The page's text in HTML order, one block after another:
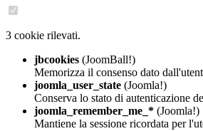
3 cookie rilevati.
jbcookies (JoomBall!)
Memorizza il consenso dato
joomla_user_state (Joomla!)
Conserva lo stato di autenticazione
joomla_remember_me_* (Joomla!)
Mantiene la sessione ricordata per